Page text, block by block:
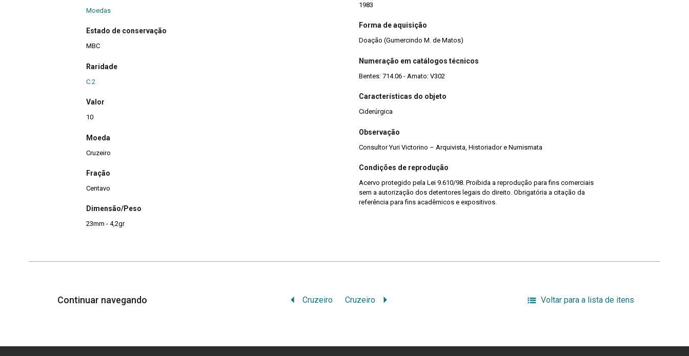
Moedas
Estado de conservação
MBC
Raridade
C.2
Valor
10
Moeda
Cruzeiro
Fração
Centavo
Dimensão/Peso
23mm - 4,2gr
1983
Forma de aquisição
Doação (Gumercindo M. de Matos)
Numeração em catálogos técnicos
Bentes: 714.06 - Amato: V302
Características do objeto
Ciderúrgica
Observação
Consultor Yuri Victorino – Arquivista, Historiador e Numismata
Condições de reprodução
Acervo protegido pela Lei 9.610/98. Proibida a reprodução para fins comerciais
sem a autorização dos detentores legais do direito. Obrigatória a citação da
referência para fins acadêmicos e expositivos.
Continuar navegando Cruzeiro Cruzeiro Voltar para a lista de itens